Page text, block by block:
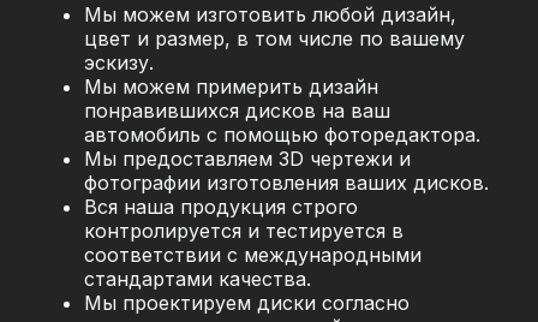
Мы можем изготовить любой дизайн,
цвет и размер, в том числе по вашему
эскизу.
Мы можем примерить дизайн
понравившихся дисков на ваш
автомобиль с помощью фоторедактора.
Мы предоставляем 3D чертежи и
фотографии изготовления ваших дисков.
Вся наша продукция строго
контролируется и тестируется в
соответствии с международными
стандартами качества.
Мы проектируем диски согласно